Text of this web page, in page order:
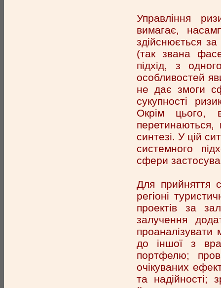
Управління
вимагає,
здійснюється
(так звана
підхід, з
особливостей
не дає змоги
сукупності
Окрім цього,
перетинаються,
синтезі. У цій
системного
сфери
Для прийняття
регіоні
проектів за
залучення
проаналізувати
до іншої з
портфелю;
очікуваних
та надійності;